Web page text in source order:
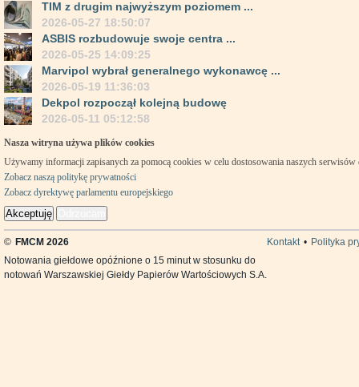
TIM z drugim najwyższym poziomem ...
2026-05-27 18:50:07
ASBIS rozbudowuje swoje centra ...
2026-05-25 14:09:25
Marvipol wybrał generalnego wykonawcę ...
2026-05-19 11:36:03
Dekpol rozpoczął kolejną budowę
2026-05-11 05:12:58
Nasza witryna używa plików cookies
Używamy informacji zapisanych za pomocą cookies w celu dostosowania naszych
Zobacz naszą politykę prywatności
Zobacz dyrektywę parlamentu europejskiego
Akceptuję
© FMCM 2026 Kontakt • Polityka
Notowania giełdowe opóźnione o 15 minut w stosunku do
notowań Warszawskiej Giełdy Papierów Wartościowych S.A.